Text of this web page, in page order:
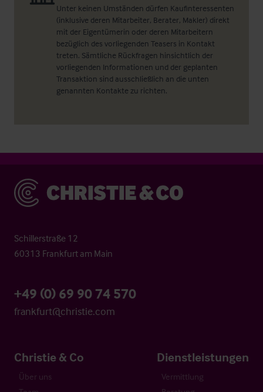
Unter keinen Umständen dürfen Kaufinteressenten
(inklusive deren Mitarbeiter, Berater, Makler) direkt
mit der Eigentümerin oder deren Mitarbeitern
bezüglich des vorliegenden Teasers in Kontakt
treten. Sämtliche Rückfragen hinsichtlich der
vorliegenden Informationen und der geplanten
Transaktion sind ausschließlich an die unten
genannten Kontakte zu richten.
Christie & Co
Schillerstraße 12
60313 Frankfurt am Main
+49 (0) 69 90 74 570
frankfurt@christie.com
Christie & Co
Über uns
Dienstleistungen
Vermittlung